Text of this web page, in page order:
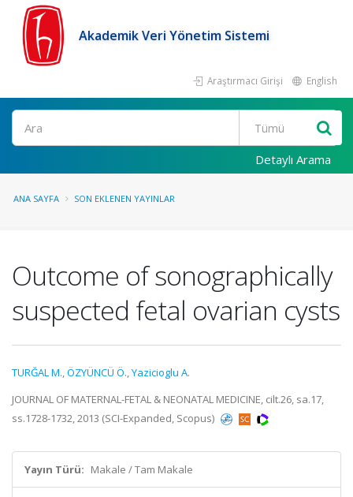
Akademik Veri Yönetim Sistemi
Araştırmacı Girişi English
Ara
Detaylı Arama
ANA SAYFA SON EKLENEN YAYINLAR
Outcome of sonographically
suspected fetal ovarian cysts
TURĞAL M.,ÖZYÜNCÜ Ö.,Yazicioglu A.
JOURNAL OF MATERNAL-FETAL & NEONATAL MEDICINE, cilt.26, sa.17,
ss.1728-1732, 2013 (SCI-Expanded, Scopus)
Yayın Türü: Makale / Tam Makale